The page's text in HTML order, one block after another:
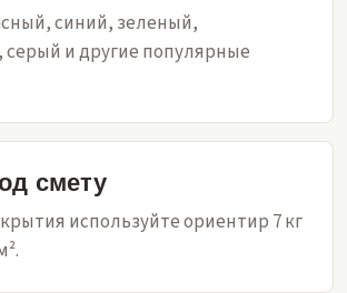
синий, зеленый,
и другие популярные
смету
используйте ориентир 7 кг